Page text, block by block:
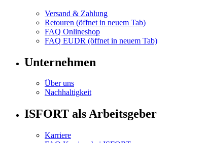
Versand & Zahlung
Retouren (öffnet in neuem Tab)
FAQ Onlineshop
FAQ EUDR (öffnet in neuem Tab)
Unternehmen
Über uns
Nachhaltigkeit
ISFORT als Arbeitsgeber
Karriere